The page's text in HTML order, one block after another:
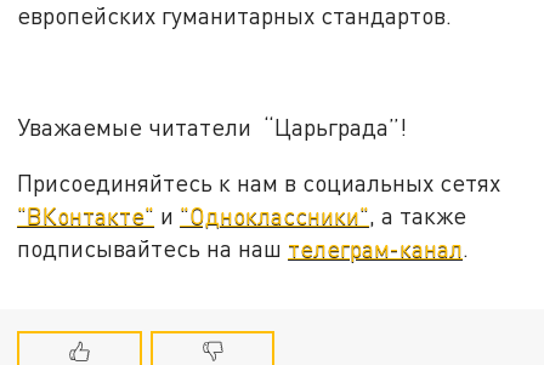
европейских гуманитарных стандартов.
Уважаемые читатели “Царьграда”!
Присоединяйтесь к нам в социальных сетях
"ВКонтакте" и "Одноклассники", а также
подписывайтесь на наш телеграм-канал.